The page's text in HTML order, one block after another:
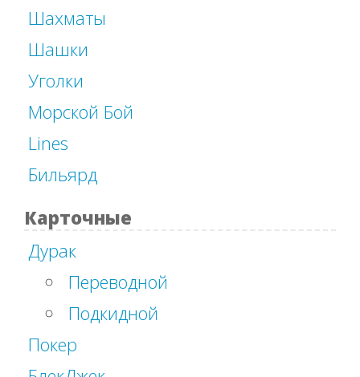
Шахматы
Шашки
Уголки
Морской Бой
Lines
Бильярд
Карточные
Дурак
Переводной
Подкидной
Покер